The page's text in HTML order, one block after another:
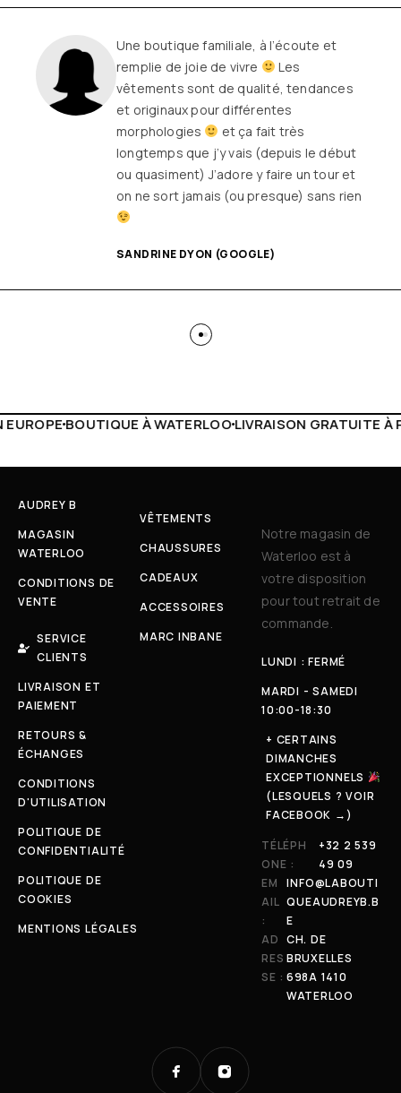
Une boutique familiale, à l’écoute et
remplie de joie de vivre
Les
vêtements sont de qualité, tendances
et originaux pour différentes
morphologies
et ça fait très
longtemps que j’y vais (depuis le début
ou quasiment) J’adore y faire un tour et
on ne sort jamais (ou presque) sans rien
SANDRINE DYON (GOOGLE)
LIVRAISON GRATUITE À PARTIR DE 150€LIVE
AUDREY B
MAGASIN
WATERLOO
CONDITIONS DE
VENTE
SERVICE
CLIENTS
LIVRAISON ET
PAIEMENT
RETOURS &
ÉCHANGES
CONDITIONS
D'UTILISATION
POLITIQUE DE
CONFIDENTIALITÉ
POLITIQUE DE
COOKIES
MENTIONS LÉGALES
VÊTEMENTS
CHAUSSURES
CADEAUX
ACCESSOIRES
MARC INBANE
Notre magasin de
Waterloo est à
votre disposition
pour tout retrait de
commande.
LUNDI : FERMÉ
MARDI - SAMEDI
10:00-18:30
+ CERTAINS
DIMANCHES
EXCEPTIONNELS
(LESQUELS ? VOIR
FACEBOOK →)
TÉLÉPH
ONE :
+32 2 539
49 09
EM
AIL
:
INFO@LABOUTI
QUEAUDREYB.B
E
AD
RES
SE :
CH. DE
BRUXELLES
698A 1410
WATERLOO